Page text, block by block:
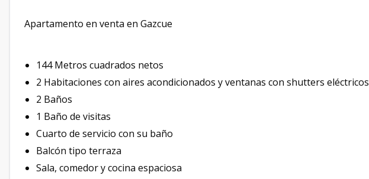
Apartamento en venta en Gazcue
144 Metros cuadrados netos
2 Habitaciones con aires acondicionados y ventanas con shutters eléctricos
2 Baños
1 Baño de visitas
Cuarto de servicio con su baño
Balcón tipo terraza
Sala, comedor y cocina espaciosa